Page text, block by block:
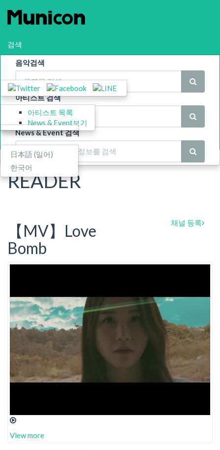
검색
음악검색
아티스트 검색
News & Event 검색
공유
Menu(메뉴)
아티스트 목록
News & Event보기
스폰서 기업
Language
日本語(일어)
한국어
READER
【MV】Love
Bomb
채널 등록
View more